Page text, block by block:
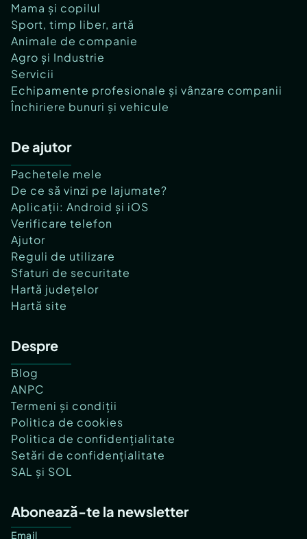
Mama și copilul
Sport, timp liber, artă
Animale de companie
Agro și Industrie
Servicii
Echipamente profesionale și vânzare companii
Închiriere bunuri și vehicule
De ajutor
Pachetele mele
De ce să vinzi pe lajumate?
Aplicații: Android și iOS
Verificare telefon
Ajutor
Reguli de utilizare
Sfaturi de securitate
Hartă județelor
Hartă site
Despre
Blog
ANPC
Termeni și condiții
Politica de cookies
Politica de confidențialitate
Setări de confidențialitate
SAL și SOL
Abonează-te la newsletter
Email